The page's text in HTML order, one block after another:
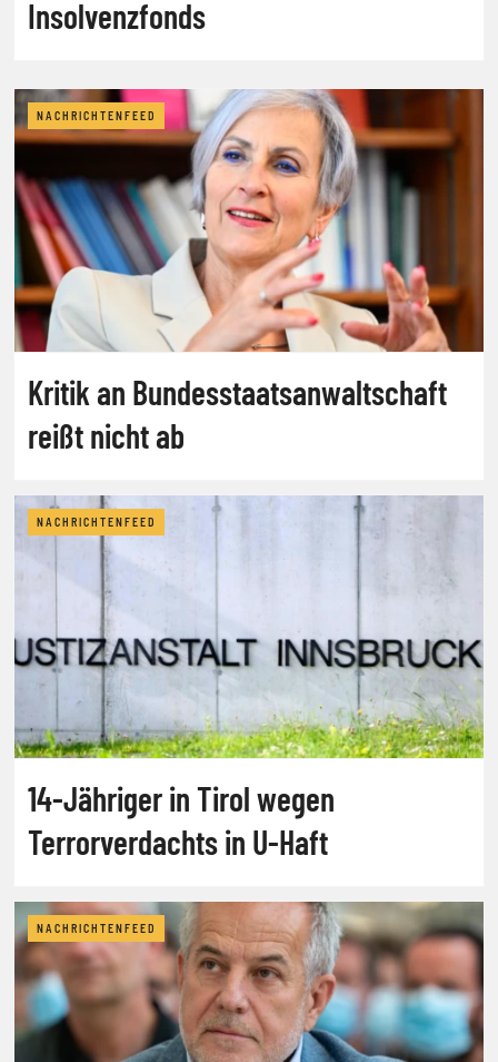
Insolvenzfonds
NACHRICHTENFEED
Kritik an Bundesstaatsanwaltschaft
reißt nicht ab
NACHRICHTENFEED
14-Jähriger in Tirol wegen
Terrorverdachts in U-Haft
NACHRICHTENFEED